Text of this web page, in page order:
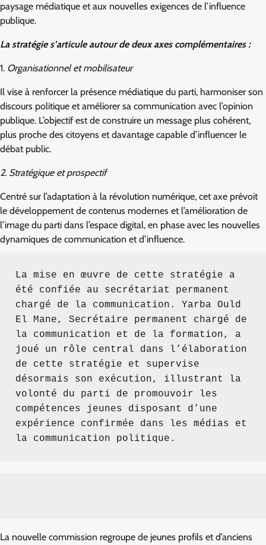
paysage médiatique et aux nouvelles exigences de l’influence
publique.
La stratégie s’articule autour de deux axes complémentaires :
1. Organisationnel et mobilisateur
Il vise à renforcer la présence médiatique du parti, harmoniser son
discours politique et améliorer sa communication avec l’opinion
publique. L’objectif est de construire un message plus cohérent,
plus proche des citoyens et davantage capable d’influencer le
débat public.
2. Stratégique et prospectif
Centré sur l’adaptation à la révolution numérique, cet axe prévoit
le développement de contenus modernes et l’amélioration de
l’image du parti dans l’espace digital, en phase avec les nouvelles
dynamiques de communication et d’influence.
La mise en œuvre de cette stratégie a
été confiée au secrétariat permanent
chargé de la communication. Yarba Ould
El Mane, Secrétaire permanent chargé de
la communication et de la formation, a
joué un rôle central dans l’élaboration
de cette stratégie et supervise
désormais son exécution, illustrant la
volonté du parti de promouvoir les
compétences jeunes disposant d’une
expérience confirmée dans les médias et
la communication politique.
La nouvelle commission regroupe de jeunes profils et d’anciens